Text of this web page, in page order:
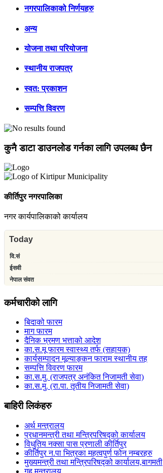
नगरपालिकाको निर्णयहरु
अन्य
योजना तथा परियोजना
स्थानीय राजपत्र
स्वत: प्रकाशन
सम्पत्ति विवरण
कुनै डाटा डाउनलोड गर्नका लागि उपलब्ध छैन
कीर्तिपुर नगरपालिका
नगर कार्यपालिकाको कार्यालय
कर्मचारीको लागि
बिदाको फारम
माग फारम
दैनिक भ्रमण भत्ताको आदेश
का.स.मू फारम स्वास्थ्य तर्फ (सहायक)
कार्यसम्पादन मूल्याङ्कन फाराम स्थानीय तह
सम्पत्ति विवरण फारम
का.स.मु. (राजपत्र अनंकित निजामती सेवा)
का.स.मु. (रा.पा. तृतीय निजामती सेवा)
बाहिरी लिकंहरु
अर्थ मन्त्रालय
प्रधानमन्त्री तथा मन्त्रिपरिषद्को कार्यालय
विधुतिय नक्सा पास प्रणाली कीर्तिपुर
कीर्तिपुर न.पा भित्रका महत्वपुर्ण फोन नम्बरहरु
मुख्यमन्त्री तथा मन्त्रिपरिषद्को कार्यालय,बागमती
गृह मन्त्रालय